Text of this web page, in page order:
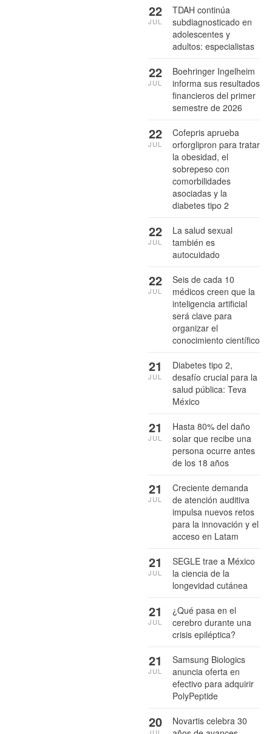
TDAH continúa
subdiagnosticado en
adolescentes y
adultos: especialistas
22
JUL
Boehringer Ingelheim
informa sus resultados
financieros del primer
semestre de 2026
22
JUL
Cofepris aprueba
orforglipron para tratar
la obesidad, el
sobrepeso con
comorbilidades
asociadas y la
diabetes tipo 2
22
JUL
La salud sexual
también es
autocuidado
22
JUL
Seis de cada 10
médicos creen que la
inteligencia artificial
será clave para
organizar el
conocimiento científico
22
JUL
Diabetes tipo 2,
desafío crucial para la
salud pública: Teva
México
21
JUL
Hasta 80% del daño
solar que recibe una
persona ocurre antes
de los 18 años
21
JUL
Creciente demanda
de atención auditiva
impulsa nuevos retos
para la innovación y el
acceso en Latam
21
JUL
SEGLE trae a México
la ciencia de la
longevidad cutánea
21
JUL
¿Qué pasa en el
cerebro durante una
crisis epiléptica?
21
JUL
Samsung Biologics
anuncia oferta en
efectivo para adquirir
PolyPeptide
21
JUL
Novartis celebra 30
20